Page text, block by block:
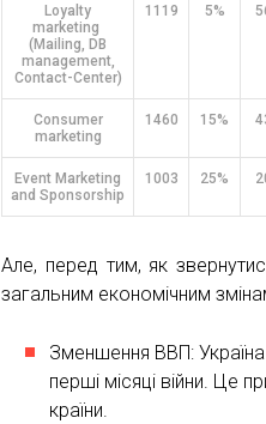
Loyalty
marketing
(Mailing, DB
management,
Contact-Center)
1119 5%
Consumer
marketing
1460 15%
Event Marketing
and Sponsorship
1003 25%
Але, перед тим, як
загальним економічним
Зменшення ВВП:
перші місяці війни. Це
країни.